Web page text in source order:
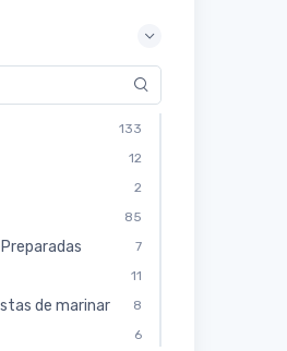
133
12
2
85
7
11
de marinar 8
6